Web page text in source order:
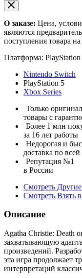
О заказе: Цена,
являются
поступления товара на
Платформа: PlayStation
Nintendo Switch
PlayStation 5
Xbox Series
Только
товары с
Более 1 млн
за 16 лет работы
Недорогая и
доставка по
Репутация №1
в России
Смотреть
Смотреть Взять
Описание
Agatha Christie: Death
захватывающую
произведений.
эта игра продолжает
интерпретаций